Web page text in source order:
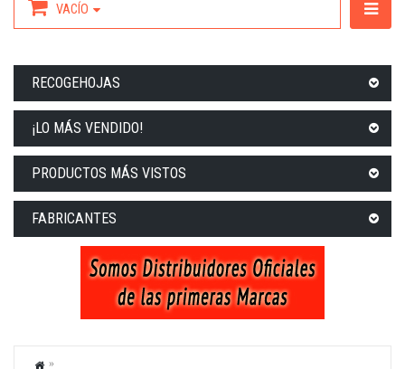
VACÍO
RECOGEHOJAS
¡LO MÁS VENDIDO!
PRODUCTOS MÁS VISTOS
FABRICANTES